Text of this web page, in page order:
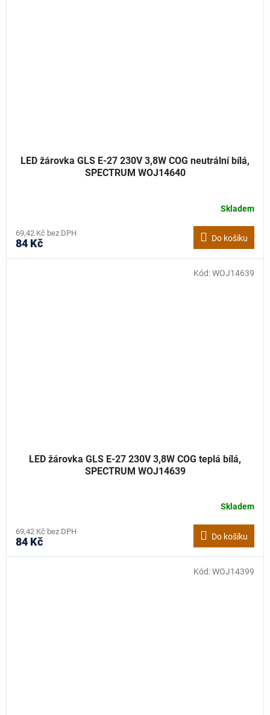
LED žárovka GLS E-27 230V 3,8W COG neutrální bílá,
SPECTRUM WOJ14640
Skladem
69,42 Kč bez DPH
84 Kč Do košíku
LED žárovka GLS E-27 230V 3,8W COG teplá bílá,
SPECTRUM WOJ14639
Skladem
69,42 Kč bez DPH
84 Kč Do košíku
Kód:WOJ14639
Kód:WOJ14399